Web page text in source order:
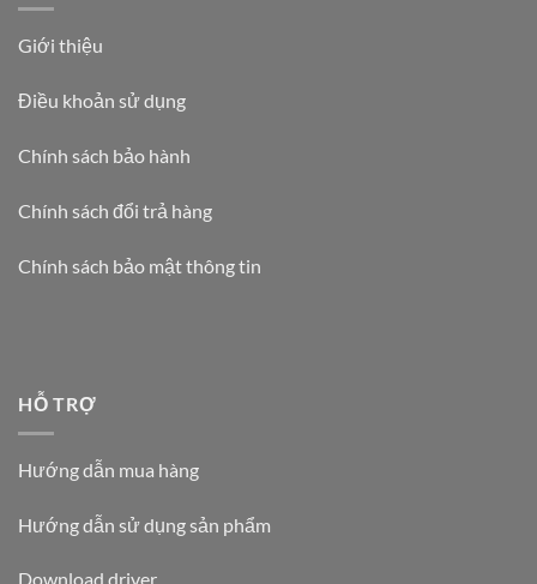
Giới thiệu
Điều khoản sử dụng
Chính sách bảo hành
Chính sách đổi trả hàng
Chính sách bảo mật thông tin
HỖ TRỢ
Hướng dẫn mua hàng
Hướng dẫn sử dụng sản phẩm
Download driver